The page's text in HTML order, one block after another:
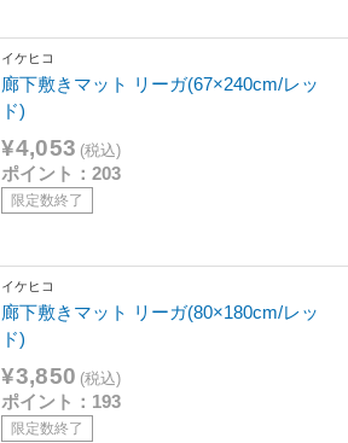
イケヒコ
廊下敷きマット リーガ(67×240cm/レッ
ド)
¥4,053 (税込)
ポイント：203
限定数終了
イケヒコ
廊下敷きマット リーガ(80×180cm/レッ
ド)
¥3,850 (税込)
ポイント：193
限定数終了